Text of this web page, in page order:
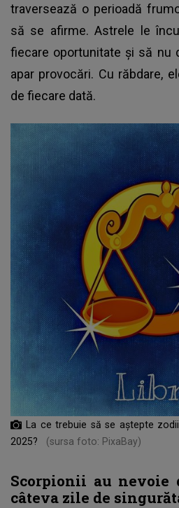
traversează o perioadă
să se afirme. Astrele le
fiecare oportunitate și să nu
apar provocări. Cu răbdare,
de fiecare dată.
La ce trebuie să se aștepte
2025?
(sursa foto: PixaBay)
Scorpionii au nevoie
câteva zile de